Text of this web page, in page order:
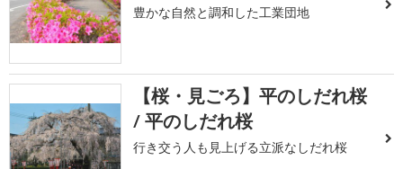
豊かな自然と調和した工業団地
【桜・見ごろ】平のしだれ桜
/ 平のしだれ桜
行き交う人も見上げる立派なしだれ桜